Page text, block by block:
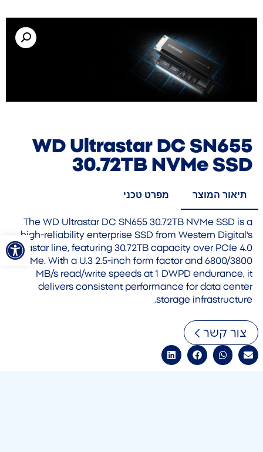
פתח
WD Ultrastar DC SN655
30.72TB NVMe SSD
תיאור המוצר מפרט טכני
The WD Ultrastar DC SN655 30.72TB NVMe SSD is a
high-reliability enterprise SSD from Western Digital's
Ultrastar line, featuring 30.72TB capacity over PCIe 4.0
NVMe. With a U.3 2.5-inch form factor and 6800/3800
MB/s read/write speeds at 1 DWPD endurance, it
delivers consistent performance for data center
storage infrastructure.
צור קשר